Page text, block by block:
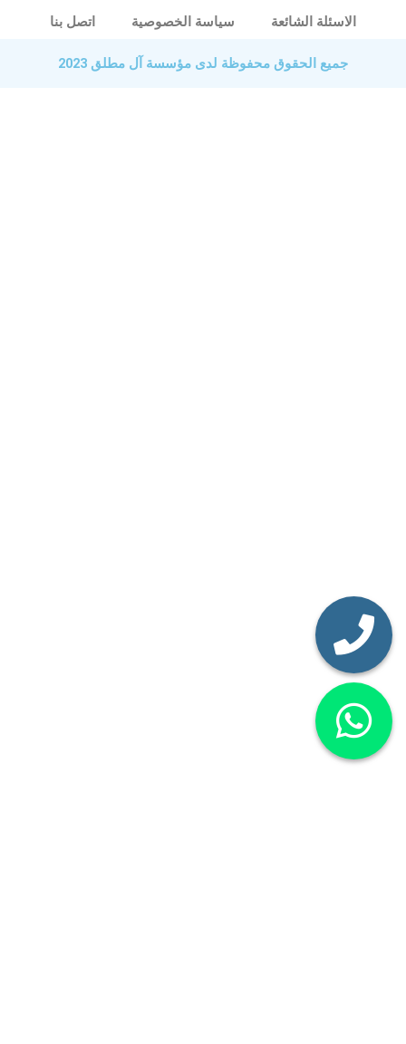
الاسئلة الشائعة سياسة الخصوصية اتصل بنا
جميع الحقوق محفوظة لدى مؤسسة آل مطلق 2023